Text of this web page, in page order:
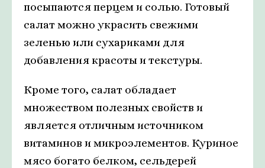
посыпаются перцем и солью. Готовый
салат можно украсить свежими
зеленью или сухариками для
добавления красоты и текстуры.
Кроме того, салат обладает
множеством полезных свойств и
является отличным источником
витаминов и микроэлементов. Куриное
мясо богато белком, сельдерей